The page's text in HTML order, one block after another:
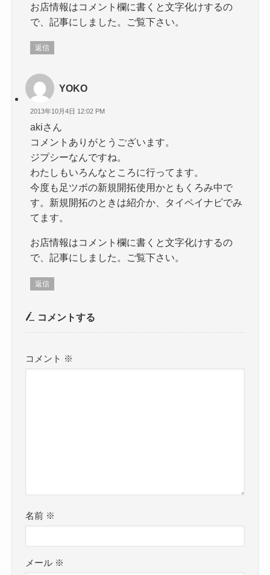
お店情報はコメント欄に書くと文字化けするの
で、記事にしました。ご覧下さい。
返信
YOKO
2013年10月4日 12:02 PM
akiさん
コメントありがとうございます。
ジプシーなんですね。
わたしもいろんなところに行ってます。
今度も足ツボの新規開拓使用かともくろみ中で
す。新規開拓のときは紹介か、タイペイナビでみ
てます。
お店情報はコメント欄に書くと文字化けするの
で、記事にしました。ご覧下さい。
返信
コメントする
コメント ※
名前 ※
メール ※